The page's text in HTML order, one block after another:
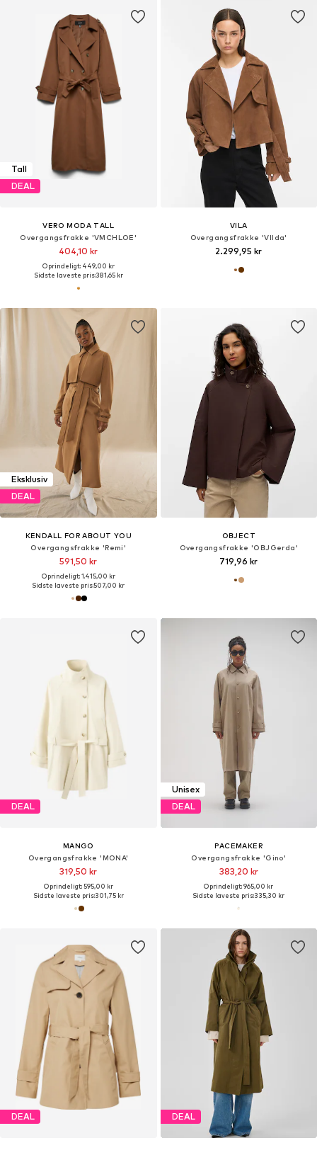
Tall
DEAL
VERO MODA TALL
Overgangsfrakke 'VMCHLOE'
404,10 kr
Oprindeligt: 449,00 kr
Sidste laveste pris:381,65 kr
VILA
Overgangsfrakke 'VIIda'
2.299,95 kr
Eksklusiv
DEAL
KENDALL FOR ABOUT YOU
Overgangsfrakke 'Remi'
591,50 kr
Oprindeligt: 1.415,00 kr
Sidste laveste pris:507,00 kr
OBJECT
Overgangsfrakke 'OBJGerda'
719,96 kr
DEAL
MANGO
Overgangsfrakke 'MONA'
319,50 kr
Oprindeligt: 595,00 kr
Sidste laveste pris:301,75 kr
Unisex
DEAL
PACEMAKER
Overgangsfrakke 'Gino'
383,20 kr
Oprindeligt: 965,00 kr
Sidste laveste pris:335,30 kr
DEAL DEAL